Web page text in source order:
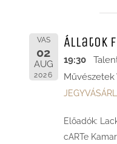
VAS
02
AUG
2026
Állatok
19:30
Művészetek
Előadók:
cARTe